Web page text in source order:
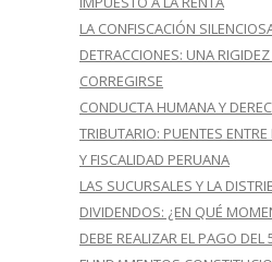
LA CONFISCACIÓN
DETRACCIONES: UNA
CORREGIRSE
CONDUCTA HUMANA Y
TRIBUTARIO: PUENTES
Y FISCALIDAD PERUANA
LAS SUCURSALES Y LA
DIVIDENDOS: ¿EN QUÉ
DEBE REALIZAR EL PAGO DEL